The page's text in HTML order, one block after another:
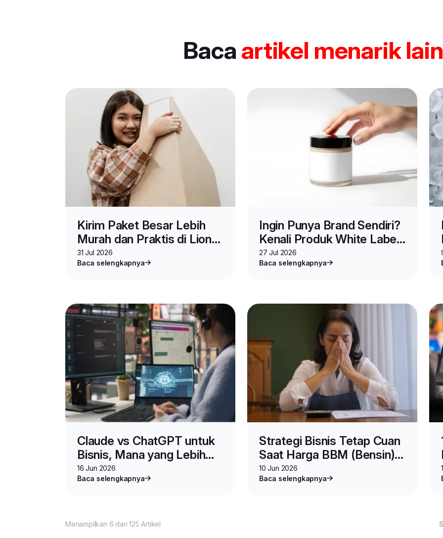
Baca artikel menarik
Kirim Paket Besar Lebih
Murah dan Praktis di Lion
Parcel, Pakai Layanan Ini
31 Jul 2026
Baca selengkapnya
Ingin Punya Brand Sendiri?
Kenali Produk White Label,
Keuntungan, dan Cara
Memulai
27 Jul 2026
Baca selengkapnya
Claude vs ChatGPT untuk
Bisnis, Mana yang Lebih
Cocok untuk Meningkatkan
Produktivitas?
16 Jun 2026
Baca selengkapnya
Strategi Bisnis Tetap Cuan
Saat Harga BBM (Bensin)
Naik
10 Jun 2026
Baca selengkapnya
Menampilkan 6 dari 125 Artikel